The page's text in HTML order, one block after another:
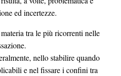
ed incertezze.
tra le più ricorrenti nelle
nello stabilire quando
e nel fissare i confini tra